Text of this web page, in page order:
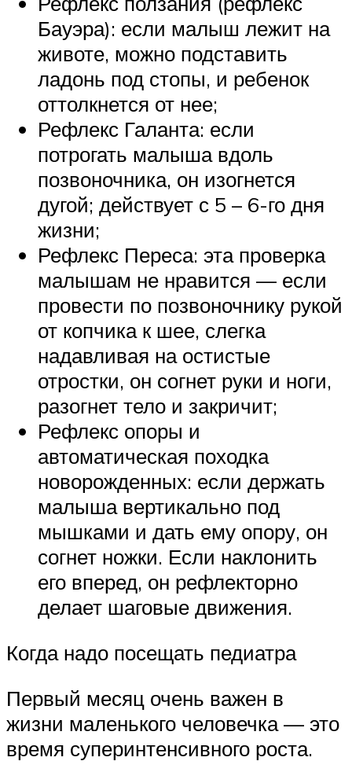
Бауэра): если малыш лежит на
животе, можно подставить
ладонь под стопы, и ребенок
оттолкнется от нее;
Рефлекс Галанта: если
потрогать малыша вдоль
позвоночника, он изогнется
дугой; действует с 5 – 6-го дня
жизни;
Рефлекс Переса: эта проверка
малышам не нравится — если
провести по позвоночнику рукой
от копчика к шее, слегка
надавливая на остистые
отростки, он согнет руки и ноги,
разогнет тело и закричит;
Рефлекс опоры и
автоматическая походка
новорожденных: если держать
малыша вертикально под
мышками и дать ему опору, он
согнет ножки. Если наклонить
его вперед, он рефлекторно
делает шаговые движения.
Когда надо посещать педиатра
Первый месяц очень важен в
жизни маленького человечка — это
время суперинтенсивного роста.